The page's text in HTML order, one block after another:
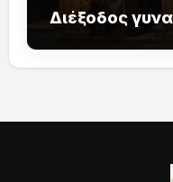
Διέξοδος